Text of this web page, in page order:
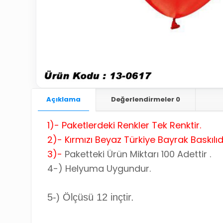
Açıklama Değerlendirmeler 0
1)- Paketlerdeki Renkler Tek Renktir.
2)- Kırmızı Beyaz Türkiye Bayrak
3)- Paketteki Ürün Miktarı 100 Adettir .
4-) Helyuma Uygundur.
5-) Ölçüsü 12 inçtir.